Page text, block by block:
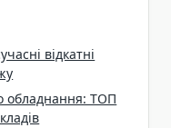
відкатні
обладнання: ТОП